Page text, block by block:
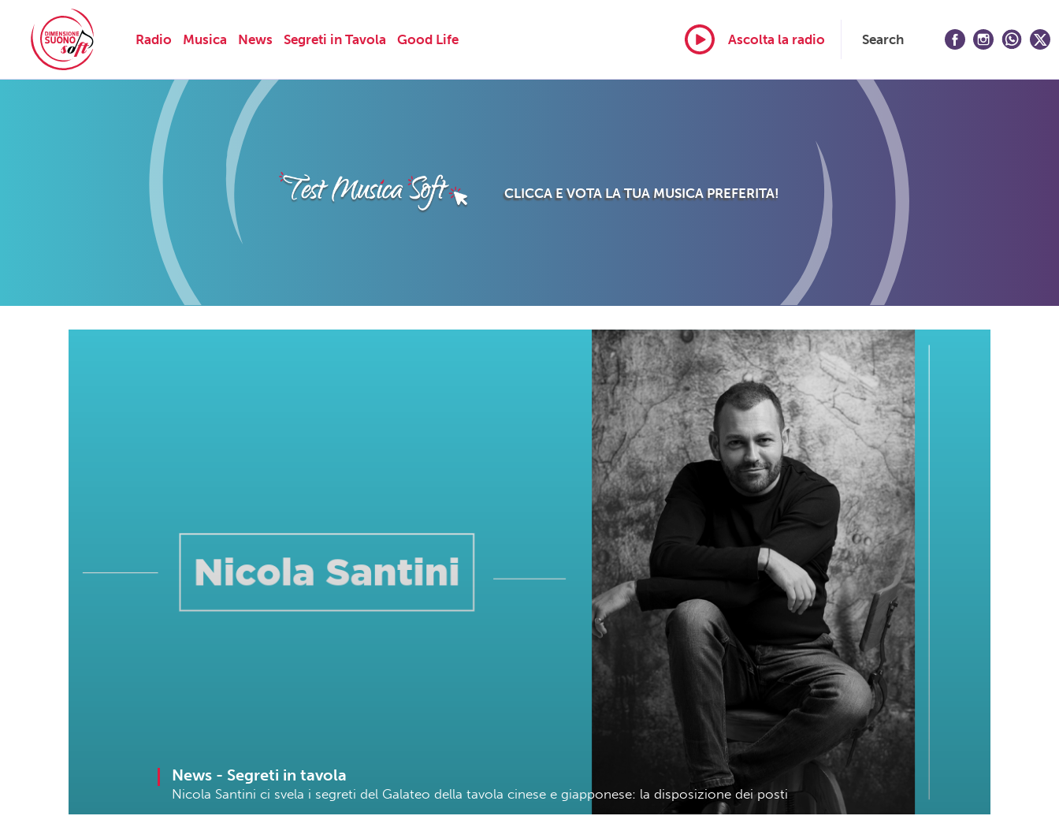
Radio Musica News Segreti in Tavola Good Life Ascolta la radio Search
CLICCA E VOTA LA TUA MUSICA PREFERITA!
News - Segreti in tavola
Nicola Santini ci svela i segreti del Galateo della tavola cinese e giapponese: la disposizione dei posti